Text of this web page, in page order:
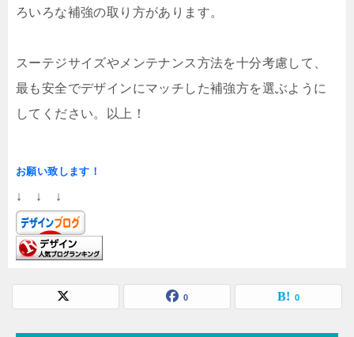
ろいろな補強の取り方があります。
スーテジサイズやメンテナンス方法を十分考慮して、
最も安全でデザインにマッチした補強方を選ぶように
してください。以上！
お願い致します！
↓ ↓ ↓
0 0